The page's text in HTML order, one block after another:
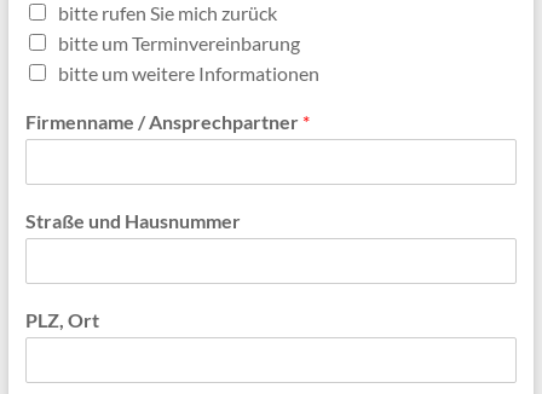
bitte rufen Sie mich zurück
bitte um Terminvereinbarung
bitte um weitere Informationen
Firmenname / Ansprechpartner *
Straße und Hausnummer
PLZ, Ort